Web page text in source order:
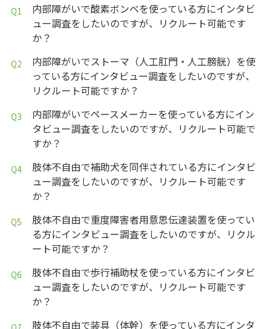
内部障がいで酸素ボンベを使っている方にインタビ
ュー調査をしたいのですが、リクルート可能です
か？
内部障がいでストーマ（人工肛門・人工膀胱）を使
っている方にインタビュー調査をしたいのですが、
リクルート可能ですか？
内部障がいでペースメーカーを使っている方にイン
タビュー調査をしたいのですが、リクルート可能で
すか？
肢体不自由で補助犬を同伴されている方にインタビ
ュー調査をしたいのですが、リクルート可能です
か？
肢体不自由で重度障害者用意思伝達装置を使ってい
る方にインタビュー調査をしたいのですが、リクル
ート可能ですか？
肢体不自由で歩行補助杖を使っている方にインタビ
ュー調査をしたいのですが、リクルート可能です
か？
肢体不自由で装具（体幹）を使っている方にインタ